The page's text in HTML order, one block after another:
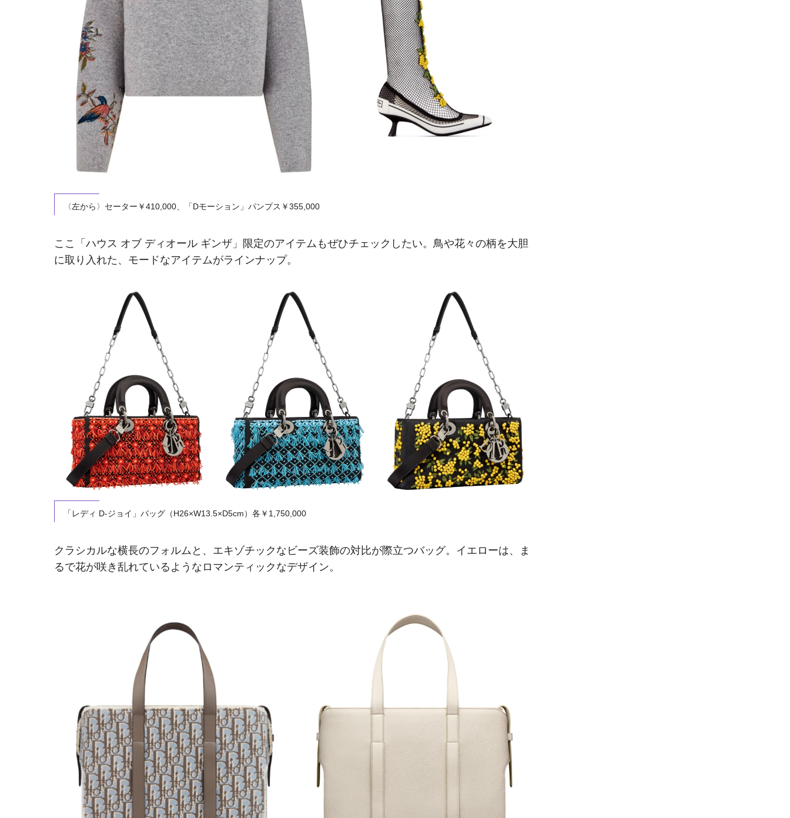
〈左から〉セーター￥410,000、「Dモーション」パンプス￥355,000
ここ「ハウス オブ ディオール ギンザ」限定のアイテムもぜひチェックしたい。鳥や花々の柄を大胆
に取り入れた、モードなアイテムがラインナップ。
「レディ D-ジョイ」バッグ（H26×W13.5×D5cm）各￥1,750,000
クラシカルな横長のフォルムと、エキゾチックなビーズ装飾の対比が際立つバッグ。イエローは、ま
るで花が咲き乱れているようなロマンティックなデザイン。